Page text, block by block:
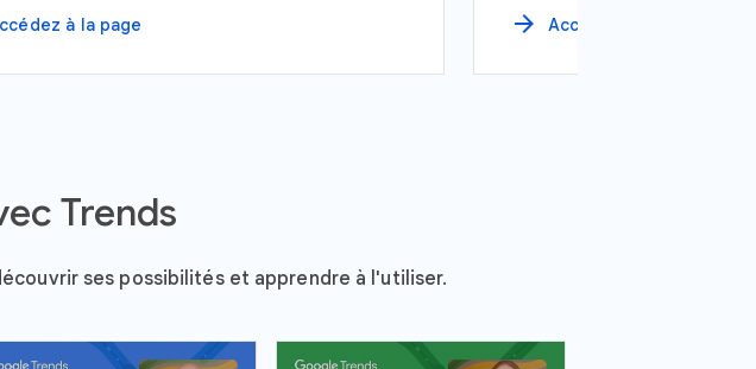
à la page arrow_forward Accédez à la page
Trends
ses possibilités et apprendre à l'utiliser.